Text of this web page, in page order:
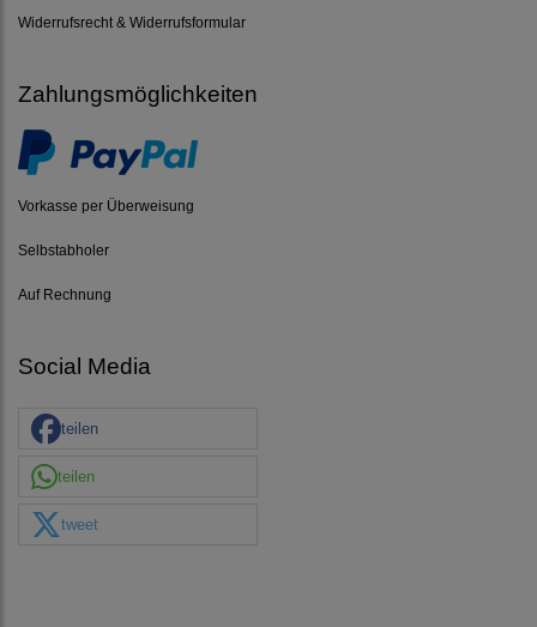
Widerrufsrecht & Widerrufsformular
Zahlungsmöglichkeiten
Vorkasse per Überweisung
Selbstabholer
Auf Rechnung
Social Media
teilen
teilen
tweet